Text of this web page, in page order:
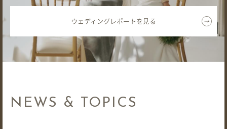
ウェディングレポートを見る
NEWS & TOPICS